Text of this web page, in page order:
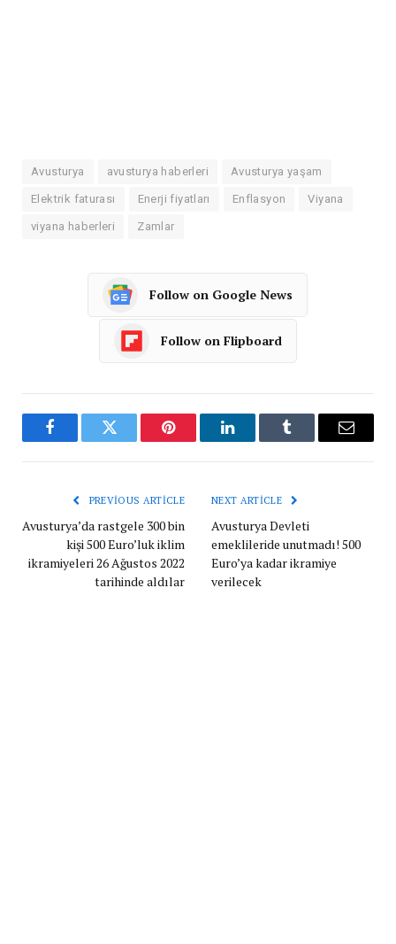
Avusturya avusturya haberleri Avusturya yaşam
Elektrik faturası Enerji fiyatları Enflasyon Viyana
viyana haberleri Zamlar
Follow on Google News
Follow on Flipboard
FacebookTwitter Pinterest LinkedInTumblr Email
PREVIOUS ARTICLE
Avusturya’da rastgele 300 bin
kişi 500 Euro’luk iklim
ikramiyeleri 26 Ağustos 2022
tarihinde aldılar
NEXT ARTICLE
Avusturya Devleti
emeklileride unutmadı! 500
Euro’ya kadar ikramiye
verilecek